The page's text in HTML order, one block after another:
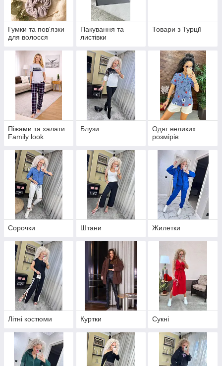
Гумки та пов'язки
для волосся
Пакування та
листівки
Товари з Турції
Піжами та халати
Family look
Блузи
Одяг великих
розмірів
Сорочки Штани Жилетки
Літні костюми Куртки Сукні